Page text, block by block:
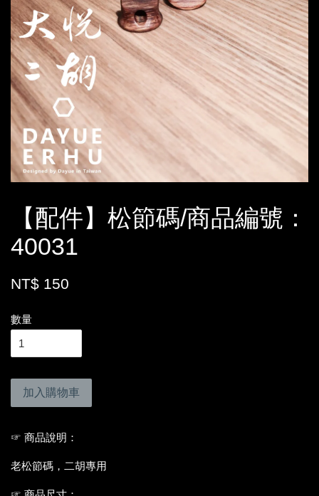
【配件】松節碼/商品編號：
40031
NT$ 150
數量
加入購物車
☞ 商品說明：
老松節碼，二胡專用